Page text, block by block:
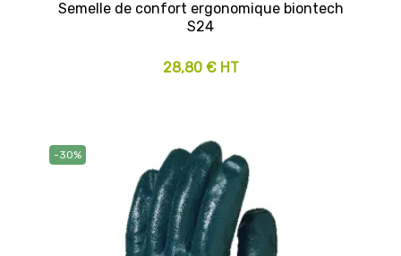
Semelle de confort ergonomique biontech
S24
28,80 € HT
-30%